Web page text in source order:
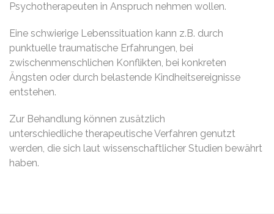
Psychotherapeuten in Anspruch nehmen wollen.
Eine schwierige Lebenssituation kann z.B. durch
punktuelle traumatische Erfahrungen, bei
zwischenmenschlichen Konflikten, bei konkreten
Ängsten oder durch belastende Kindheitsereignisse
entstehen.
Zur Behandlung können zusätzlich
unterschiedliche therapeutische Verfahren genutzt
werden, die sich laut wissenschaftlicher Studien bewährt
haben.